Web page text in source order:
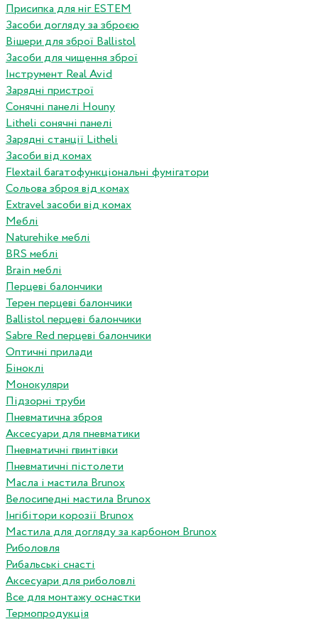
Присипка для ніг ESTEM
Засоби догляду за зброєю
Вішери для зброї Ballistol
Засоби для чищення зброї
Інструмент Real Avid
Зарядні пристрої
Сонячні панелі Houny
Litheli сонячні панелі
Зарядні станції Litheli
Засоби від комах
Flextail багатофункціональні фумігатори
Сольова зброя від комах
Extravel засоби від комах
Меблі
Naturehike меблі
BRS меблі
Brain меблі
Перцеві балончики
Терен перцеві балончики
Ballistol перцеві балончики
Sabre Red перцеві балончики
Оптичні прилади
Біноклі
Монокуляри
Підзорні труби
Пневматична зброя
Аксесуари для пневматики
Пневматичні гвинтівки
Пневматичні пістолети
Масла і мастила Brunox
Велосипедні мастила Brunox
Інгібітори корозії Brunox
Мастила для догляду за карбоном Brunox
Риболовля
Рибальські снасті
Аксесуари для риболовлі
Все для монтажу оснастки
Термопродукція